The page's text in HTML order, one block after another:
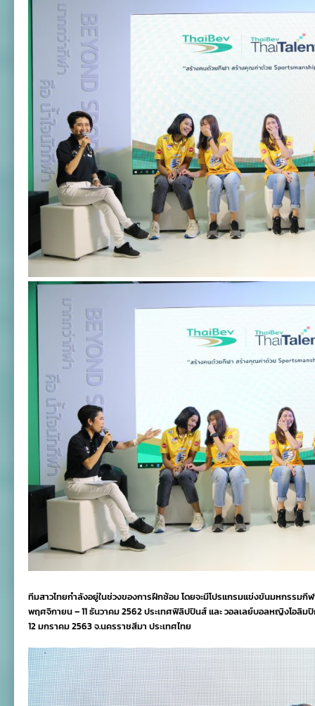
ทีมสาวไทยกำลังอยู่ในช่วงของการฝึกซ้อม โดยจะมีโปรแกรมแข่งขันมหกรรมกี
พฤศจิกายน – 11 ธันวาคม 2562 ประเทศฟิลิปปินส์ และ วอลเลย์บอลหญิงโอลิม
12 มกราคม 2563 จ.นครราชสีมา ประเทศไทย